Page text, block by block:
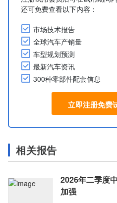
还可免费查看以下内容：
市场技术报告
全球汽车产销量
车型规划预测
最新汽车资讯
300种零部件配套信息
立即注册免费
相关报告
2026年二季度
加强